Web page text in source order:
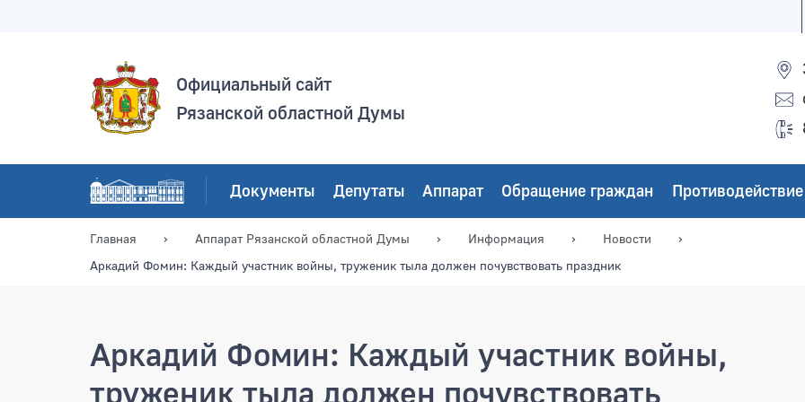
Официальный сайт
Рязанской областной Думы
Документы Депутаты Аппарат Обращение граждан
Главная Аппарат Рязанской областной Думы Информация
Новости
Аркадий Фомин: Каждый участник войны, труженик тыла должен почувствовать праздник
Аркадий Фомин: Каждый участник войны,
труженик тыла должен почувствовать